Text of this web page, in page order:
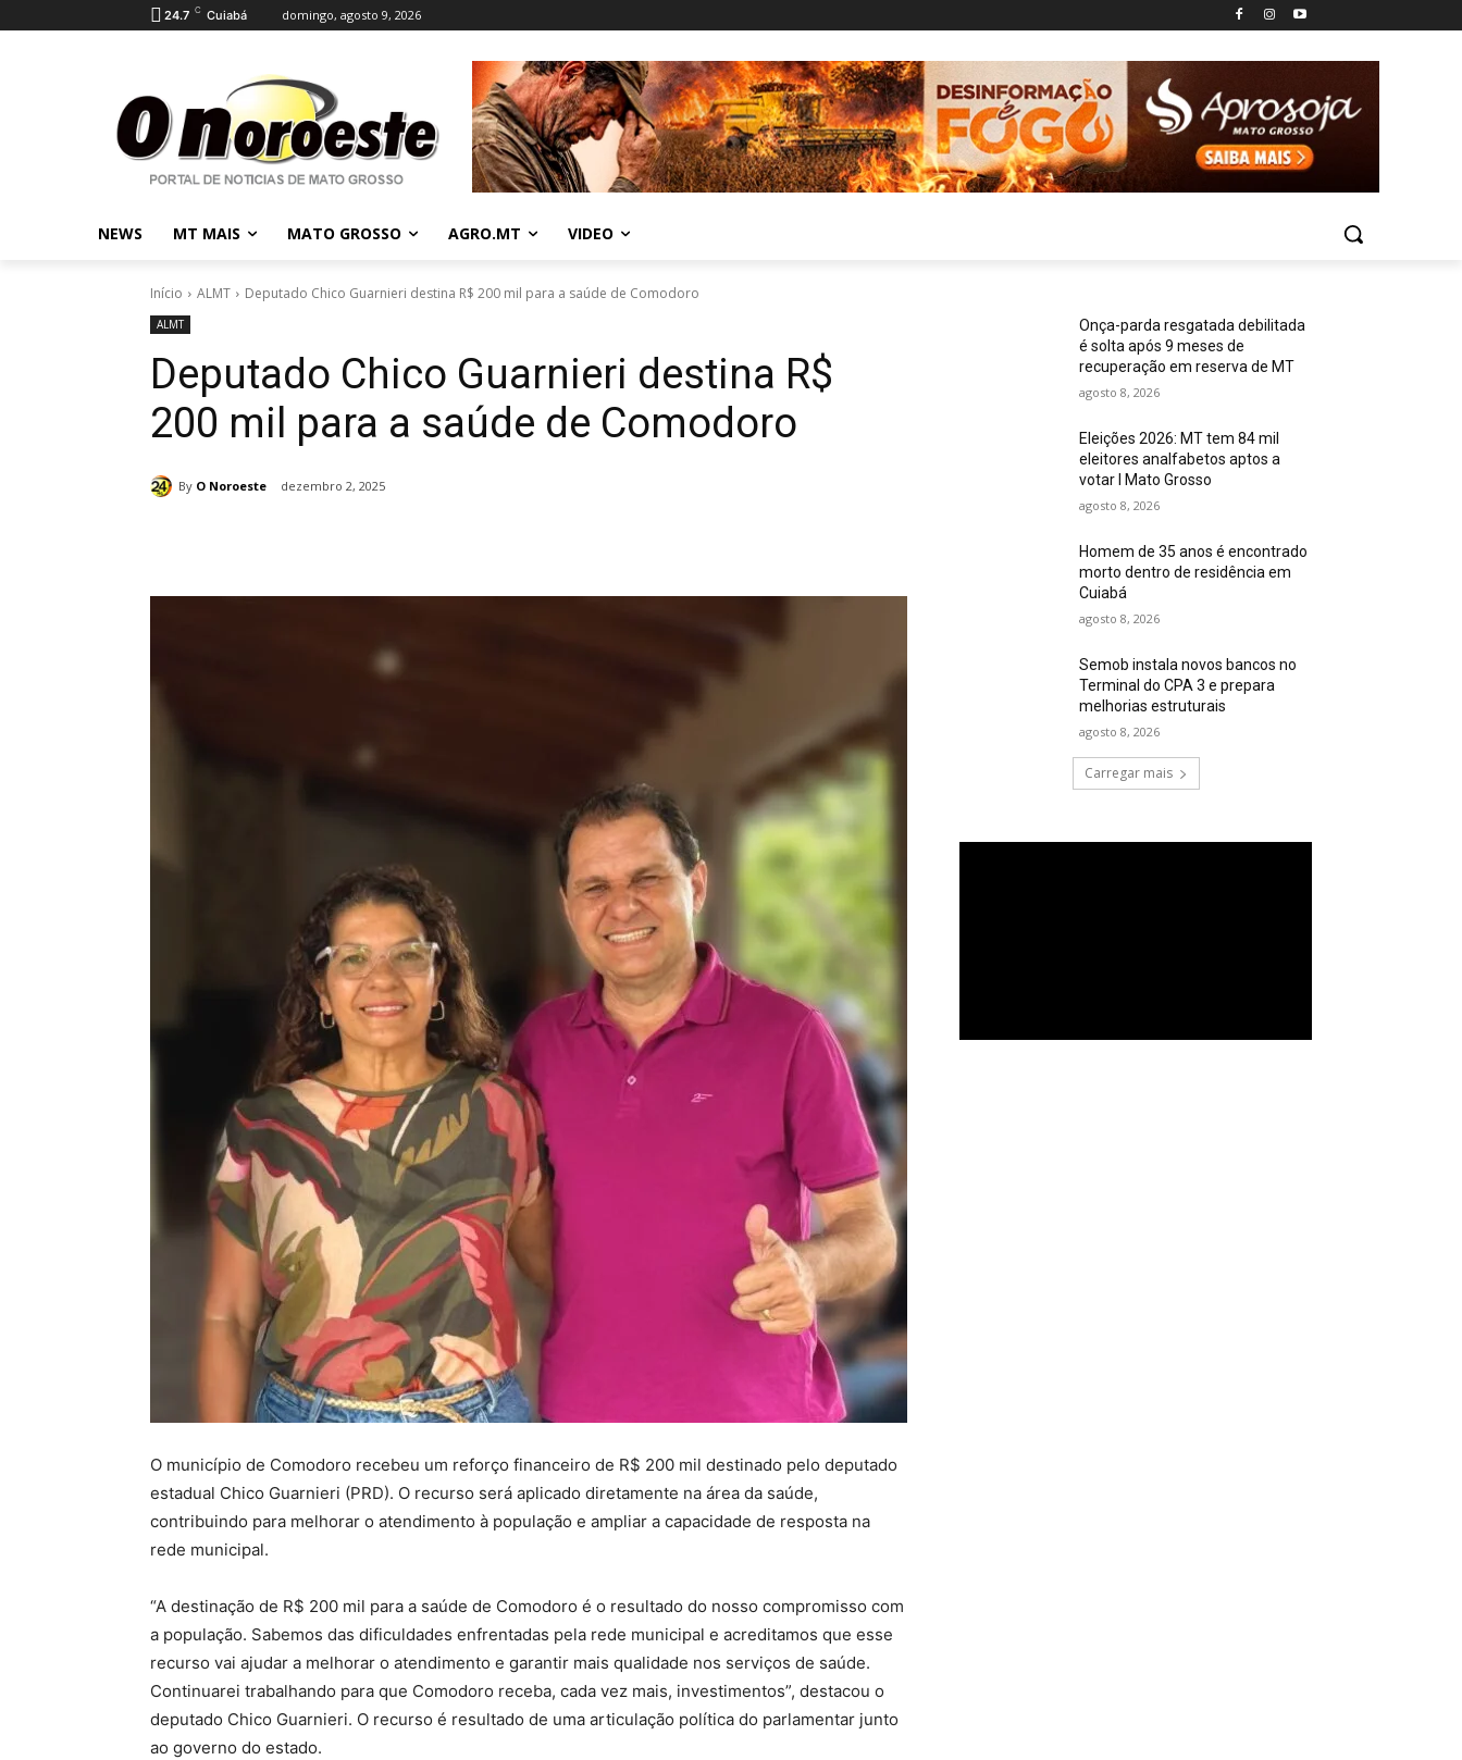
24.7 C Cuiabá domingo, agosto 9, 2026
NEWS MT MAIS MATO GROSSO AGRO.MT VIDEO
Início ALMT Deputado Chico Guarnieri destina R$ 200 mil para a saúde de Comodoro
ALMT
Deputado Chico Guarnieri destina R$
200 mil para a saúde de Comodoro
By O Noroeste dezembro 2, 2025
O município de Comodoro recebeu um reforço financeiro de R$ 200 mil destinado pelo deputado
estadual Chico Guarnieri (PRD). O recurso será aplicado diretamente na área da saúde,
contribuindo para melhorar o atendimento à população e ampliar a capacidade de resposta na
rede municipal.
“A destinação de R$ 200 mil para a saúde de Comodoro é o resultado do nosso compromisso com
a população. Sabemos das dificuldades enfrentadas pela rede municipal e acreditamos que esse
recurso vai ajudar a melhorar o atendimento e garantir mais qualidade nos serviços de saúde.
Continuarei trabalhando para que Comodoro receba, cada vez mais, investimentos”, destacou o
deputado Chico Guarnieri. O recurso é resultado de uma articulação política do parlamentar junto
ao governo do estado.
Onça-parda resgatada debilitada
é solta após 9 meses de
recuperação em reserva de MT
agosto 8, 2026
Eleições 2026: MT tem 84 mil
eleitores analfabetos aptos a
votar I Mato Grosso
agosto 8, 2026
Homem de 35 anos é encontrado
morto dentro de residência em
Cuiabá
agosto 8, 2026
Semob instala novos bancos no
Terminal do CPA 3 e prepara
melhorias estruturais
agosto 8, 2026
Carregar mais